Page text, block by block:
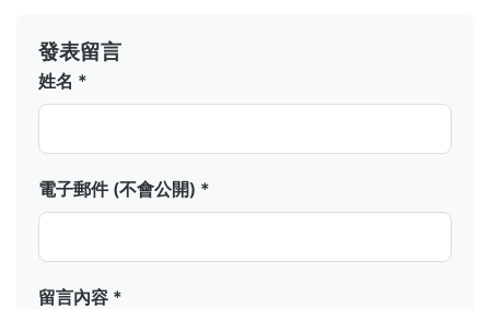
發表留言
姓名 *
電子郵件 (不會公開) *
留言內容 *